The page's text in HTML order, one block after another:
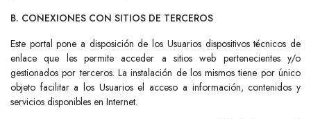
B. CONEXIONES CON SITIOS DE TERCEROS
Este portal pone a disposición de los Usuarios dispositivos técnicos de
enlace que les permite acceder a sitios web pertenecientes y/o
gestionados por terceros. La instalación de los mismos tiene por único
objeto facilitar a los Usuarios el acceso a información, contenidos y
servicios disponibles en Internet.